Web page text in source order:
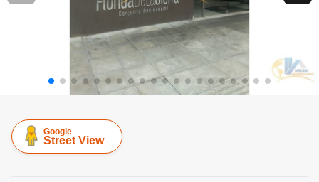
Google
Street View